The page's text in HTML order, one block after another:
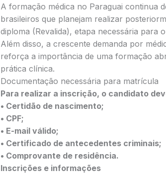
A formação médica no Paraguai continua
brasileiros que planejam realizar
diploma (Revalida), etapa necessária para
Além disso, a crescente demanda por
reforça a importância de uma formação
prática clínica.
Documentação necessária para matrícula
Para realizar a inscrição, o candidato
• Certidão de nascimento;
• CPF;
• E-mail válido;
• Certificado de antecedentes criminais;
• Comprovante de residência.
Inscrições e informações